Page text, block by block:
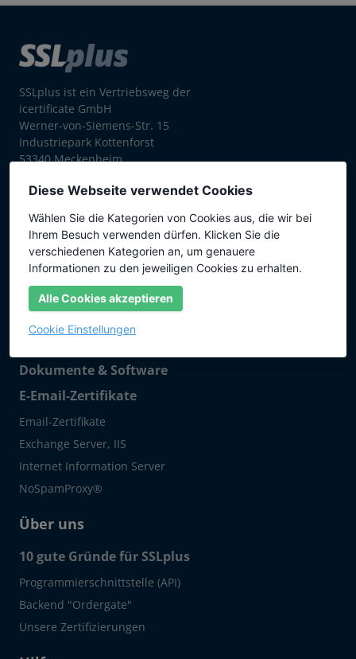
SSLplus ist ein Vertriebsweg der
icertificate GmbH
Werner-von-Siemens-Str. 15
Industriepark Kottenforst
53340 Meckenheim
+49 (0) 2225 997 920
Produkte
Web Verschlüsselung
Wildcard SSL
Multidomain (SAN)
Dokumente & Software
E-Email-Zertifikate
Email-Zertifikate
Exchange Server, IIS
Internet Information Server
NoSpamProxy®
Über uns
10 gute Gründe für SSLplus
Programmierschnittstelle (API)
Backend "Ordergate"
Unsere Zertifizierungen
Diese Webseite verwendet Cookies
Wählen Sie die Kategorien von Cookies aus, die wir bei
Ihrem Besuch verwenden dürfen. Klicken Sie die
verschiedenen Kategorien an, um genauere
Informationen zu den jeweiligen Cookies zu erhalten.
Alle Cookies akzeptieren
Cookie Einstellungen